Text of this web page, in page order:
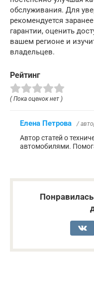
обслуживания. Для
рекомендуется
гарантии, оценить
вашем регионе и
владельцев.
Рейтинг
( Пока оценок нет )
Елена Петрова /
Автор статей о
автомобилями.